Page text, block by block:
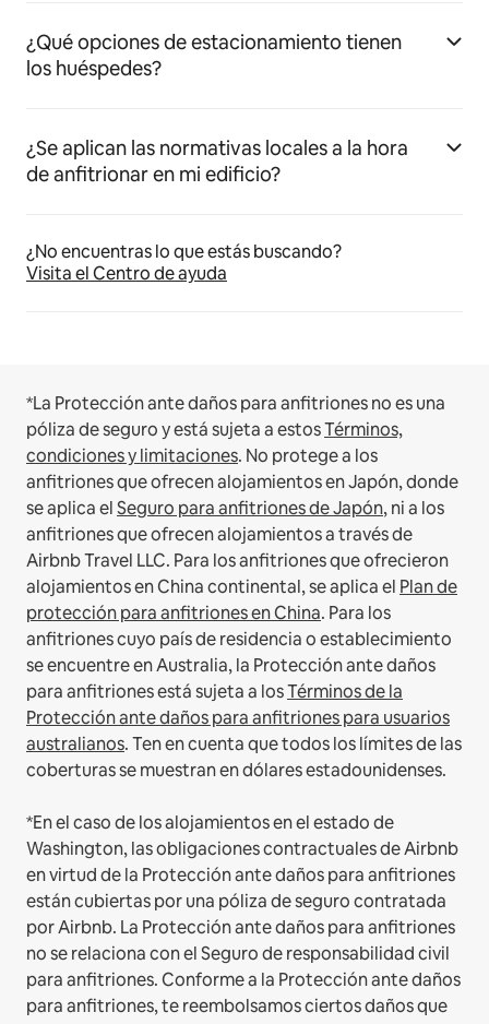
¿Qué opciones de estacionamiento tienen
los huéspedes?
¿Se aplican las normativas locales a la hora
de anfitrionar en mi edificio?
¿No encuentras lo que estás buscando?
Visita el Centro de ayuda
*La Protección ante daños para anfitriones no es una
póliza de seguro y está sujeta a estosTérminos,
condiciones y limitaciones. No protege a los
anfitriones que ofrecen alojamientos en Japón, donde
se aplica elSeguro para anfitriones de Japón, ni a los
anfitriones que ofrecen alojamientos a través de
Airbnb Travel LLC. Para los anfitriones que ofrecieron
alojamientos en China continental, se aplica el Plan de
protección para anfitriones en China. Para los
anfitriones cuyo país de residencia o establecimiento
se encuentre en Australia, la Protección ante daños
para anfitriones está sujeta a losTérminos de la
Protección ante daños para anfitriones para usuarios
australianos. Ten en cuenta que todos los límites de las
coberturas se muestran en dólares estadounidenses.
*En el caso de los alojamientos en el estado de
Washington, las obligaciones contractuales de Airbnb
en virtud de la Protección ante daños para anfitriones
están cubiertas por una póliza de seguro contratada
por Airbnb. La Protección ante daños para anfitriones
no se relaciona con el Seguro de responsabilidad civil
para anfitriones. Conforme a la Protección ante daños
para anfitriones, te reembolsamos ciertos daños que